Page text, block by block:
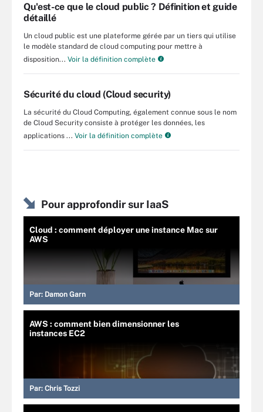
Qu'est-ce que le cloud public ? Définition et guide
détaillé
Un cloud public est une plateforme gérée par un tiers qui utilise
le modèle standard de cloud computing pour mettre à
disposition... Voir la définition complète
Sécurité du cloud (Cloud security)
La sécurité du Cloud Computing, également connue sous le nom
de Cloud Security consiste à protéger les données, les
applications ... Voir la définition complète
Pour approfondir sur IaaS
Cloud : comment déployer une instance Mac sur
AWS
Par: Damon Garn
AWS : comment bien dimensionner les
instances EC2
Par: Chris Tozzi